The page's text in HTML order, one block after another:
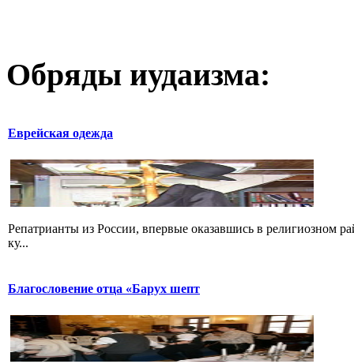
Обряды иудаизма:
Еврейская одежда
Репатрианты из России, впервые оказавшись в
ку...
Благословение отца «Барух шепт